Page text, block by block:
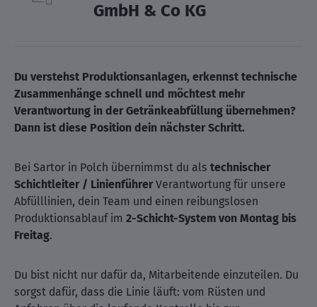
GmbH & Co KG
Du verstehst Produktionsanlagen, erkennst technische
Zusammenhänge schnell und möchtest mehr
Verantwortung in der Getränkeabfüllung übernehmen?
Dann ist diese Position dein nächster Schritt.
Bei Sartor in Polch übernimmst du als technischer
Schichtleiter / LinienführerVerantwortung für unsere
Abfülllinien, dein Team und einen reibungslosen
Produktionsablauf im 2-Schicht-System von Montag bis
Freitag.
Du bist nicht nur dafür da, Mitarbeitende einzuteilen. Du
sorgst dafür, dass die Linie läuft: vom Rüsten und